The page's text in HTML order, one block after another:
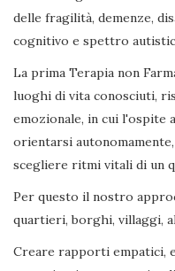
delle fragilità, demenze,
cognitivo e spettro
La prima Terapia non
luoghi di vita conosciuti,
emozionale, in cui l'ospite
orientarsi
scegliere ritmi vitali di un
Per questo il nostro
quartieri, borghi, villaggi,
Creare rapporti empatici,